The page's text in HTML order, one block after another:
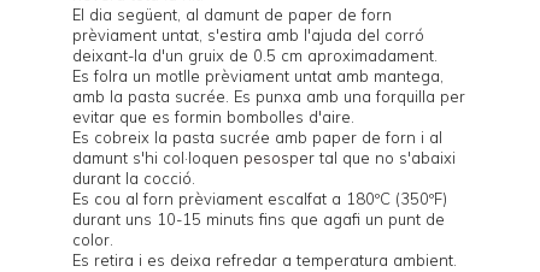
El dia següent, al damunt de paper de forn
prèviament untat, s'estira amb l'ajuda del corró
deixant-la d'un gruix de 0.5 cm aproximadament.
Es folra un motlle prèviament untat amb mantega,
amb la pasta sucrée. Es punxa amb una forquilla per
evitar que es formin bombolles d'aire.
Es cobreix la pasta sucrée amb paper de forn i al
damunt s'hi col·loquen pesosper tal que no s'abaixi
durant la cocció.
Es cou al forn prèviament escalfat a 180ºC (350ºF)
durant uns 10-15 minuts fins que agafi un punt de
color.
Es retira i es deixa refredar a temperatura ambient.